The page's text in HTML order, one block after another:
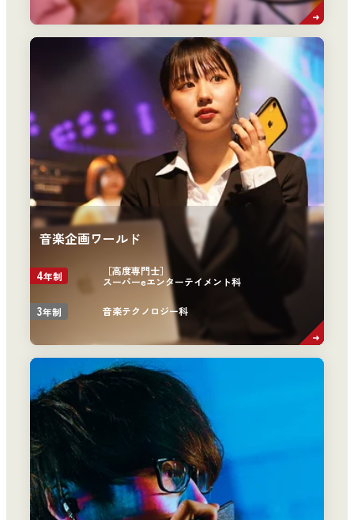
音楽企画ワールド
4年制
［高度専門士］
スーパーeエンターテイメント科
3年制 音楽テクノロジー科